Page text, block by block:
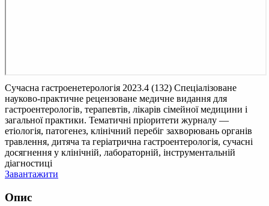
Сучасна гастроенетерологія 2023.4 (132) Спеціалізоване
науково-практичне рецензоване медичне видання для
гастроентерологів, терапевтів, лікарів сімейної медицини і
загальної практики. Тематичні пріоритети журналу —
етіологія, патогенез, клінічний перебіг захворювань органів
травлення, дитяча та геріатрична гастроентерологія, сучасні
досягнення у клінічній, лабораторній, інструментальній
діагностиці
Завантажити
Опис